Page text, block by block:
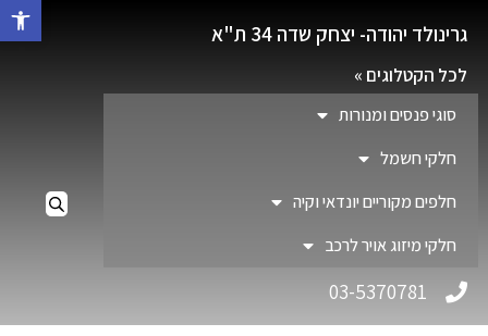
פתח
גרינולד יהודה- יצחק שדה 34 ת"א
לכל הקטלוגים »
סוגי פנסים ומנורות
חלקי חשמל
חלפים מקוריים יונדאי וקיה
חלקי מיזוג אויר לרכב
03-5370781